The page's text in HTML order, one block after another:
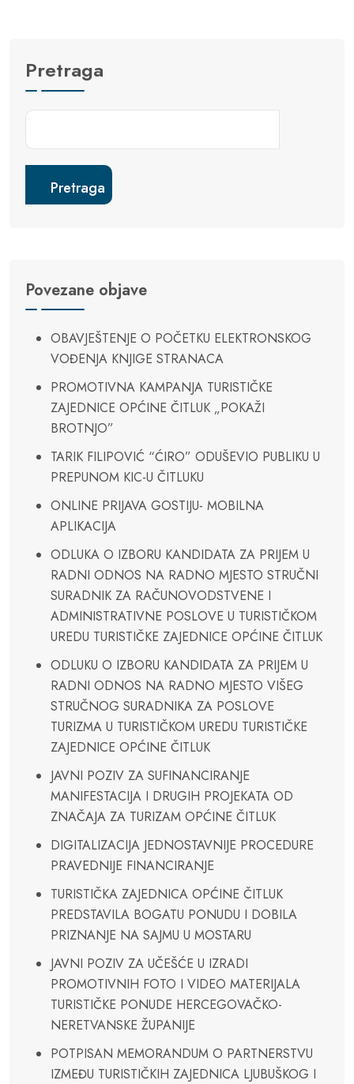
Pretraga
Pretraga
Povezane objave
OBAVJEŠTENJE O POČETKU ELEKTRONSKOG
VOĐENJA KNJIGE STRANACA
PROMOTIVNA KAMPANJA TURISTIČKE
ZAJEDNICE OPĆINE ČITLUK „POKAŽI
BROTNJO”
TARIK FILIPOVIĆ “ĆIRO” ODUŠEVIO PUBLIKU U
PREPUNOM KIC-U ČITLUKU
ONLINE PRIJAVA GOSTIJU- MOBILNA
APLIKACIJA
ODLUKA O IZBORU KANDIDATA ZA PRIJEM U
RADNI ODNOS NA RADNO MJESTO STRUČNI
SURADNIK ZA RAČUNOVODSTVENE I
ADMINISTRATIVNE POSLOVE U TURISTIČKOM
UREDU TURISTIČKE ZAJEDNICE OPĆINE ČITLUK
ODLUKU O IZBORU KANDIDATA ZA PRIJEM U
RADNI ODNOS NA RADNO MJESTO VIŠEG
STRUČNOG SURADNIKA ZA POSLOVE
TURIZMA U TURISTIČKOM UREDU TURISTIČKE
ZAJEDNICE OPĆINE ČITLUK
JAVNI POZIV ZA SUFINANCIRANJE
MANIFESTACIJA I DRUGIH PROJEKATA OD
ZNAČAJA ZA TURIZAM OPĆINE ČITLUK
DIGITALIZACIJA JEDNOSTAVNIJE PROCEDURE
PRAVEDNIJE FINANCIRANJE
TURISTIČKA ZAJEDNICA OPĆINE ČITLUK
PREDSTAVILA BOGATU PONUDU I DOBILA
PRIZNANJE NA SAJMU U MOSTARU
JAVNI POZIV ZA UČEŠĆE U IZRADI
PROMOTIVNIH FOTO I VIDEO MATERIJALA
TURISTIČKE PONUDE HERCEGOVAČKO-
NERETVANSKE ŽUPANIJE
POTPISAN MEMORANDUM O PARTNERSTVU
IZMEĐU TURISTIČKIH ZAJEDNICA LJUBUŠKOG I